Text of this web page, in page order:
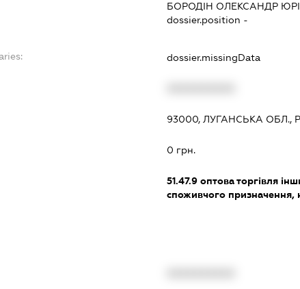
БОРОДІН ОЛЕКСАНДР
dossier.position -
dossier.missingData
93000, ЛУГАНСЬКА ОБЛ.,
0 грн.
51.47.9 оптова торгівля
споживчого призначення,